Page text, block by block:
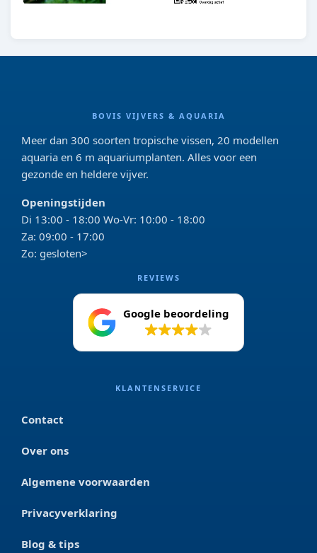
BOVIS VIJVERS & AQUARIA
Meer dan 300 soorten tropische vissen, 20 modellen
aquaria en 6 m aquariumplanten. Alles voor een
gezonde en heldere vijver.
Openingstijden
Di 13:00 - 18:00 Wo-Vr: 10:00 - 18:00
Za: 09:00 - 17:00
Zo: gesloten>
REVIEWS
Google beoordeling
KLANTENSERVICE
Contact
Over ons
Algemene voorwaarden
Privacyverklaring
Blog & tips